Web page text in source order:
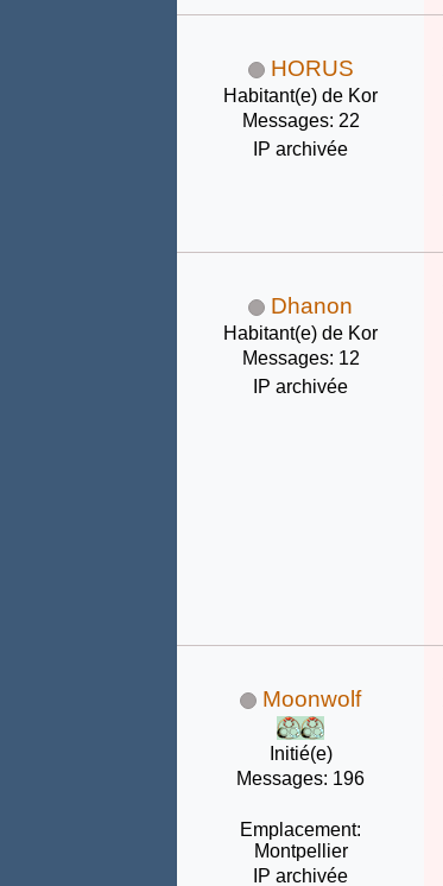
HORUS
Habitant(e) de Kor
Messages: 22
IP archivée
Dhanon
Habitant(e) de Kor
Messages: 12
IP archivée
Moonwolf
Initié(e)
Messages: 196
Emplacement:
Montpellier
IP archivée